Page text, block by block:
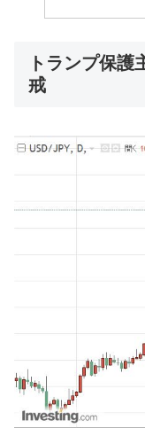
トランプ保護
戒